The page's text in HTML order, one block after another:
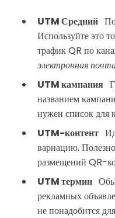
UTM Средний
Используйте это
трафик QR по
электронная
UTM кампания
названием
нужен список для
UTM-контент
вариацию.
размещений QR-
UTM термин
рекламных
не понадобится